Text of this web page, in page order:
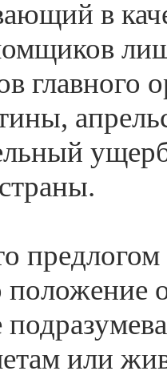
в
главного
предлогом
положение
или